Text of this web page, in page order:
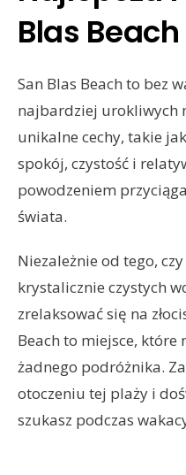
Blas Beach
San Blas Beach to bez
najbardziej urokliwych
unikalne cechy, takie
spokój, czystość i
powodzeniem
świata.
Niezależnie od tego,
krystalicznie czystych
zrelaksować się na
Beach to miejsce, które
żadnego podróżnika.
otoczeniu tej plaży i
szukasz podczas